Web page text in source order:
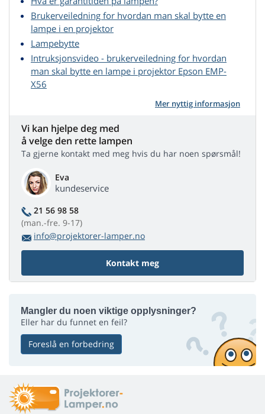
Brukerveiledning for hvordan man skal bytte en
lampe i en projektor
Lampebytte
Intruksjonsvideo - brukerveiledning for hvordan
man skal bytte en lampe i projektor Epson EMP-
X56
Mer nyttig informasjon
Vi kan hjelpe deg med
å velge den rette lampen
Ta gjerne kontakt med meg hvis du har noen spørsmål!
Eva
kundeservice
21 56 98 58
(man.-fre. 9-17)
info@projektorer-lamper.no
Kontakt meg
Mangler du noen viktige opplysninger?
Eller har du funnet en feil?
Foreslå en forbedring